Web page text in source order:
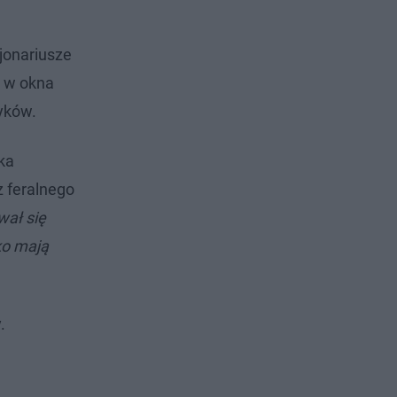
okna
feralnego
się
mają